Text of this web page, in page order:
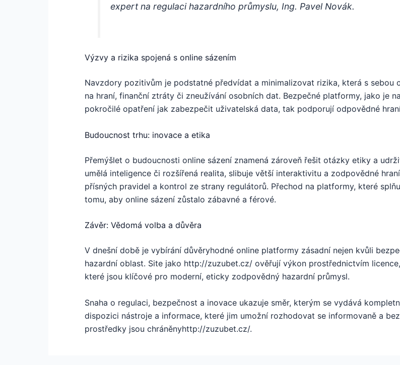
expert na regulaci hazardního průmyslu, Ing. Pavel Novák.
Výzvy a rizika spojená s online sázením
Navzdory pozitivům je podstatné předvídat a minimalizovat rizika, která s sebou
na hraní, finanční ztráty či zneužívání osobních dat. Bezpečné platformy, jako je
pokročilé opatření jak zabezpečit uživatelská data, tak podporují odpovědné
Budoucnost trhu: inovace a etika
Přemýšlet o budoucnosti online sázení znamená zároveň řešit otázky etiky a
umělá inteligence či rozšířená realita, slibuje větší interaktivitu a zodpovědné
přísných pravidel a kontrol ze strany regulátorů. Přechod na platformy, které
tomu, aby online sázení zůstalo zábavné a férové.
Závěr: Vědomá volba a důvěra
V dnešní době je vybírání důvěryhodné online platformy zásadní nejen kvůli
hazardní oblast. Site jako http://zuzubet.cz/ ověřují výkon prostřednictvím
které jsou klíčové pro moderní, eticky zodpovědný hazardní průmysl.
Snaha o regulaci, bezpečnost a inovace ukazuje směr, kterým se vydává
dispozici nástroje a informace, které jim umožní rozhodovat se informovaně a
prostředky jsou chráněnyhttp://zuzubet.cz/.